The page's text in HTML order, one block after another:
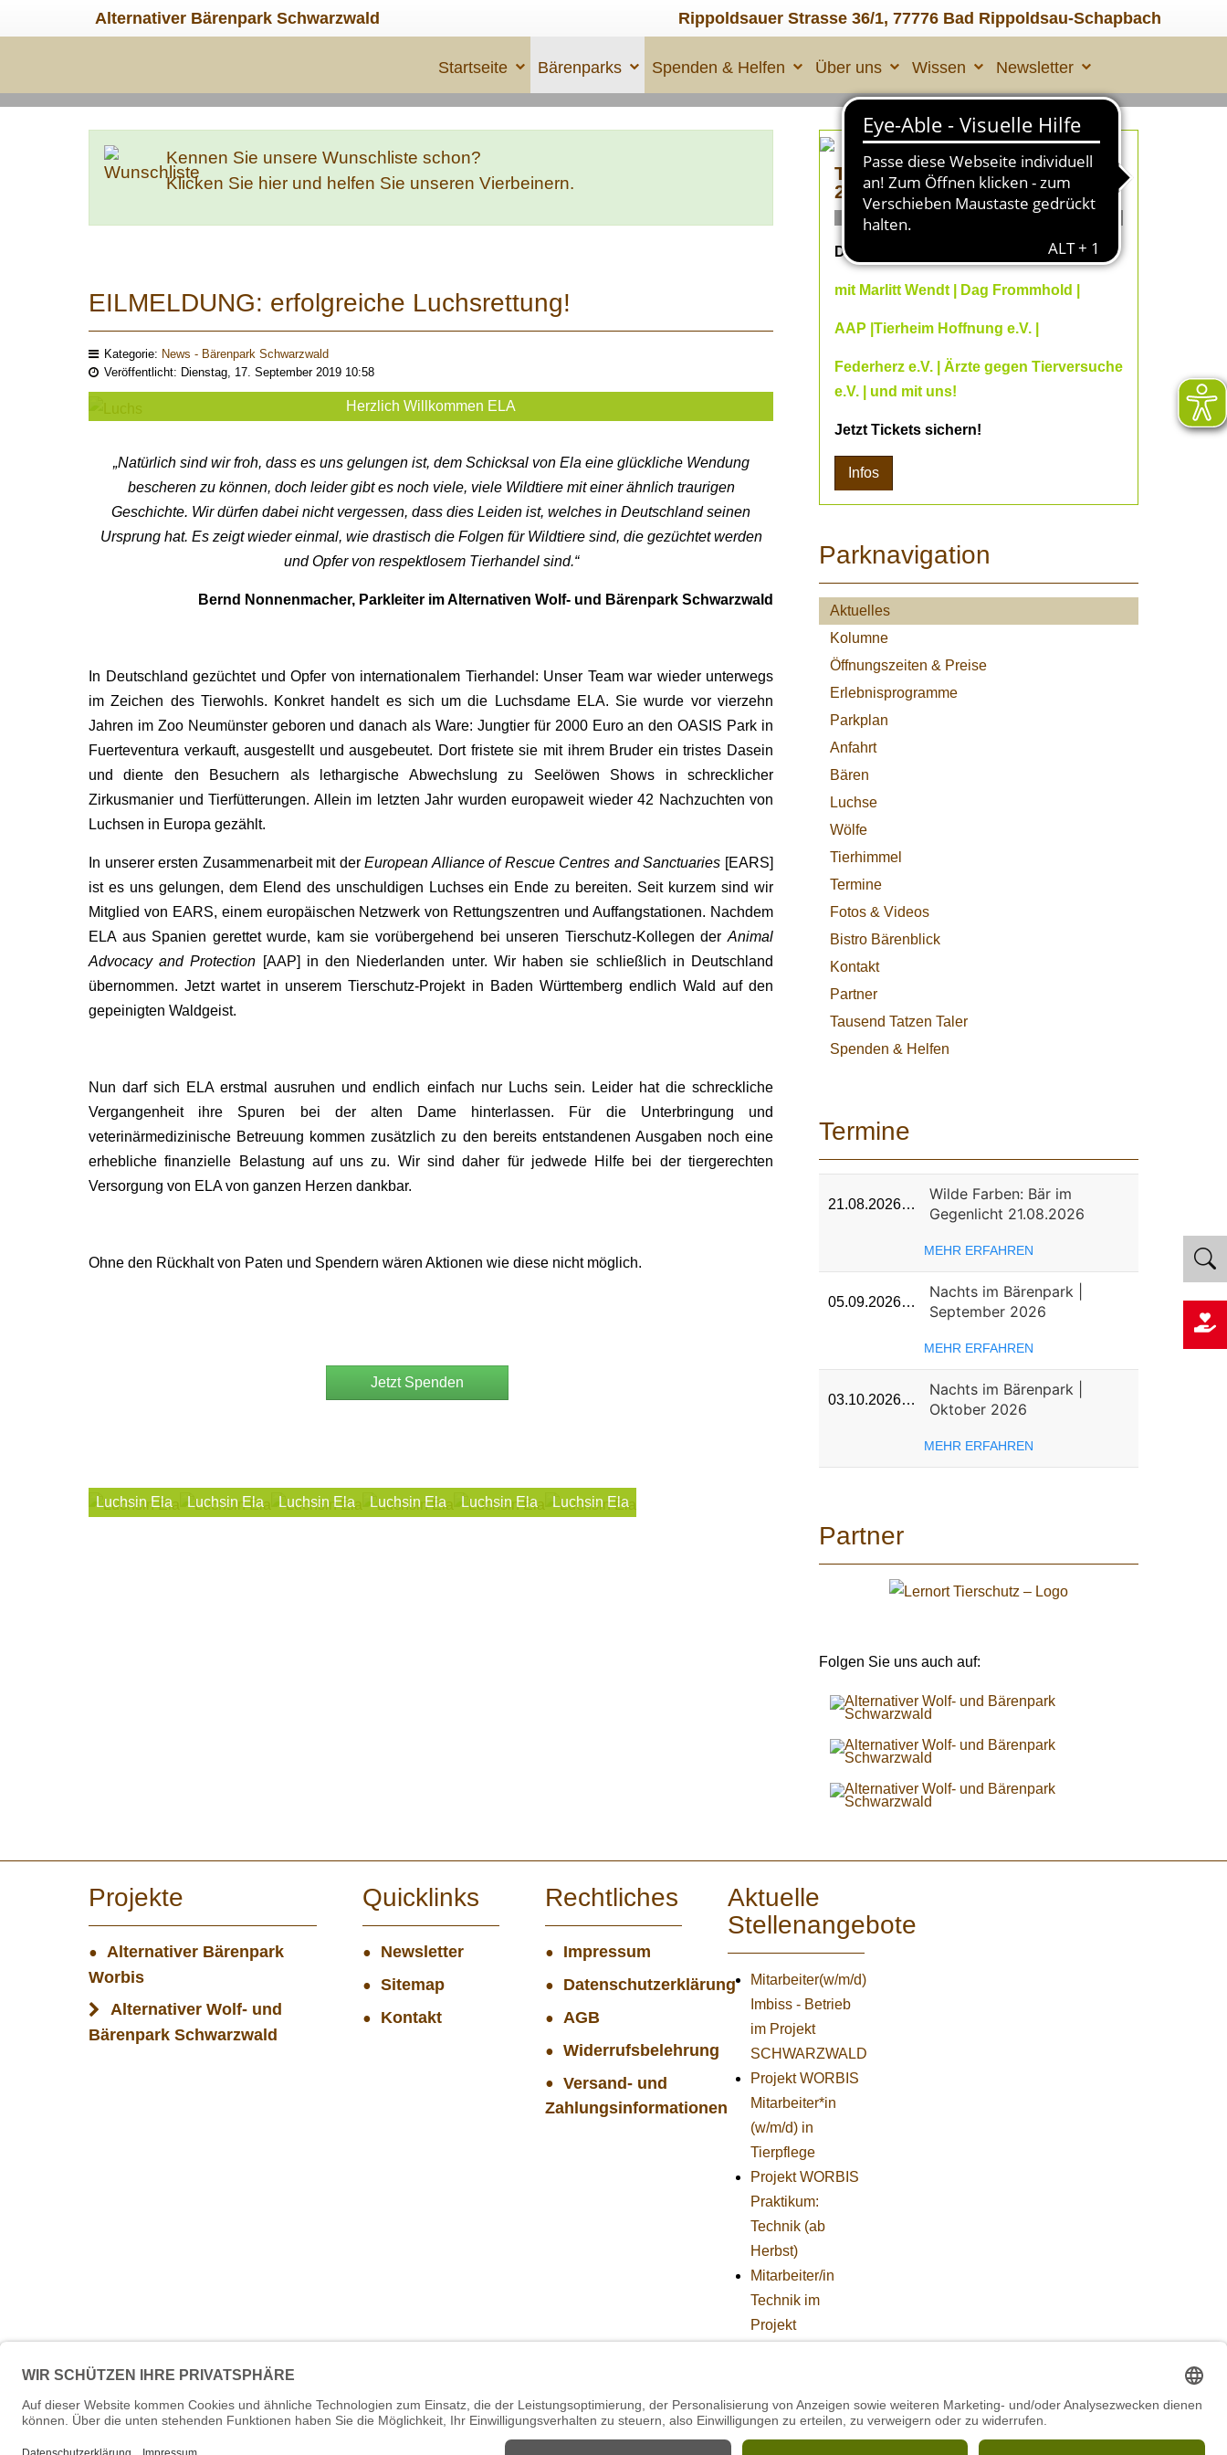
Alternativer Bärenpark Schwarzwald Rippoldsauer Strasse 36/1, 77776 Bad Rippoldsau-Schapbach
Startseite Bärenparks Spenden & Helfen Über uns Wissen Newsletter
Kennen Sie unsere Wunschliste schon?
Klicken Sie hier und helfen Sie unseren Vierbeinern.
EILMELDUNG: erfolgreiche Luchsrettung!
Kategorie: News - Bärenpark Schwarzwald
Veröffentlicht: Dienstag, 17. September 2019 10:58
Herzlich Willkommen ELA
„Natürlich sind wir froh, dass es uns gelungen ist, dem Schicksal von Ela eine glückliche Wendung
bescheren zu können, doch leider gibt es noch viele, viele Wildtiere mit einer ähnlich traurigen
Geschichte. Wir dürfen dabei nicht vergessen, dass dies Leiden ist, welches in Deutschland seinen
Ursprung hat. Es zeigt wieder einmal, wie drastisch die Folgen für Wildtiere sind, die gezüchtet werden
und Opfer von respektlosem Tierhandel sind.“
Bernd Nonnenmacher, Parkleiter im Alternativen Wolf- und Bärenpark Schwarzwald
In Deutschland gezüchtet und Opfer von internationalem Tierhandel: Unser Team war wieder unterwegs
im Zeichen des Tierwohls. Konkret handelt es sich um die Luchsdame ELA. Sie wurde vor vierzehn
Jahren im Zoo Neumünster geboren und danach als Ware: Jungtier für 2000 Euro an den OASIS Park in
Fuerteventura verkauft, ausgestellt und ausgebeutet. Dort fristete sie mit ihrem Bruder ein tristes Dasein
und diente den Besuchern als lethargische Abwechslung zu Seelöwen Shows in schrecklicher
Zirkusmanier und Tierfütterungen. Allein im letzten Jahr wurden europaweit wieder 42 Nachzuchten von
Luchsen in Europa gezählt.
In unserer ersten Zusammenarbeit mit derEuropean Alliance of Rescue Centres and Sanctuaries [EARS]
ist es uns gelungen, dem Elend des unschuldigen Luchses ein Ende zu bereiten. Seit kurzem sind wir
Mitglied von EARS, einem europäischen Netzwerk von Rettungszentren und Auffangstationen. Nachdem
ELA aus Spanien gerettet wurde, kam sie vorübergehend bei unseren Tierschutz-Kollegen der Animal
Advocacy and Protection [AAP] in den Niederlanden unter. Wir haben sie schließlich in Deutschland
übernommen. Jetzt wartet in unserem Tierschutz-Projekt in Baden Württemberg endlich Wald auf den
gepeinigten Waldgeist.
Nun darf sich ELA erstmal ausruhen und endlich einfach nur Luchs sein. Leider hat die schreckliche
Vergangenheit ihre Spuren bei der alten Dame hinterlassen. Für die Unterbringung und
veterinärmedizinische Betreuung kommen zusätzlich zu den bereits entstandenen Ausgaben noch eine
erhebliche finanzielle Belastung auf uns zu. Wir sind daher für jedwede Hilfe bei der tiergerechten
Versorgung von ELA von ganzen Herzen dankbar.
Ohne den Rückhalt von Paten und Spendern wären Aktionen wie diese nicht möglich.
Jetzt Spenden
Luchsin Ela Luchsin Ela Luchsin Ela Luchsin Ela Luchsin Ela Luchsin Ela
TIERLEID made in ÜBERALL
2
ONLINE Fachvorträge
Dein Online--Herbst 2026
mit Marlitt Wendt | Dag Frommhold |
AAP |Tierheim Hoffnung e.V. |
Federherz e.V. | Ärzte gegen Tierversuche
e.V. | und mit uns!
Jetzt Tickets sichern!
Infos
Parknavigation
Aktuelles
Kolumne
Öffnungszeiten & Preise
Erlebnisprogramme
Parkplan
Anfahrt
Bären
Luchse
Wölfe
Tierhimmel
Termine
Fotos & Videos
Bistro Bärenblick
Kontakt
Partner
Tausend Tatzen Taler
Spenden & Helfen
Termine
21.08.2026…
Wilde Farben: Bär im
Gegenlicht 21.08.2026
MEHR ERFAHREN
05.09.2026…
Nachts im Bärenpark |
September 2026
MEHR ERFAHREN
03.10.2026…
Nachts im Bärenpark |
Oktober 2026
MEHR ERFAHREN
Partner
Folgen Sie uns auch auf:
Projekte
Alternativer Bärenpark
Worbis
Alternativer Wolf- und
Bärenpark Schwarzwald
Quicklinks
Newsletter
Sitemap
Kontakt
Rechtliches
Impressum
Datenschutzerklärung
AGB
Widerrufsbelehrung
Versand- und
Zahlungsinformationen
Aktuelle
Stellenangebote
Mitarbeiter(w/m/d)
Imbiss - Betrieb
im Projekt
SCHWARZWALD
Projekt WORBIS
Mitarbeiter*in
(w/m/d) in
Tierpflege
Projekt WORBIS
Praktikum:
Technik (ab
Herbst)
Mitarbeiter/in
Technik im
Projekt
BÄREN -
Stellvertretende